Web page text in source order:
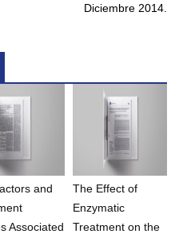
Diciembre 2014.
and
Associated
The Effect of
Enzymatic
Treatment on the